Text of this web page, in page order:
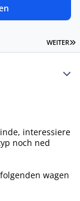
WEITER
interessiere
noch ned
wagen